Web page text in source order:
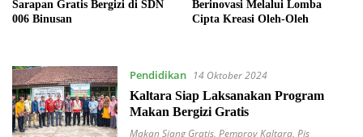
Sarapan Gratis Bergizi di SDN
006 Binusan
Berinovasi Melalui Lomba
Cipta Kreasi Oleh-Oleh
Pendidikan
14 Oktober 2024
Kaltara Siap Laksanakan Program
Makan Bergizi Gratis
Makan Siang Gratis, Pemprov Kaltara, Pjs